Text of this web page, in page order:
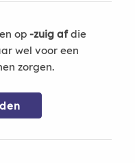
op -zuig afdie
wel voor een
zorgen.